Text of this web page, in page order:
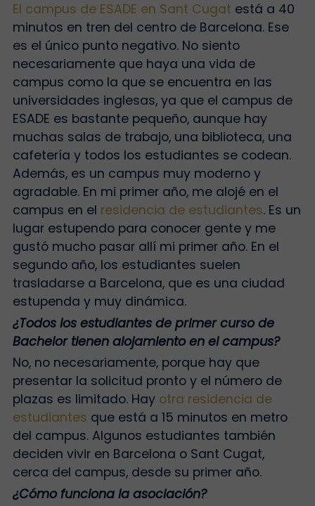
El campus de ESADE en Sant Cugat está a 40
minutos en tren del centro de Barcelona. Ese
es el único punto negativo. No siento
necesariamente que haya una vida de
campus como la que se encuentra en las
universidades inglesas, ya que el campus de
ESADE es bastante pequeño, aunque hay
muchas salas de trabajo, una biblioteca, una
cafetería y todos los estudiantes se codean.
Además, es un campus muy moderno y
agradable. En mi primer año, me alojé en el
campus en el residencia de estudiantes. Es un
lugar estupendo para conocer gente y me
gustó mucho pasar allí mi primer año. En el
segundo año, los estudiantes suelen
trasladarse a Barcelona, que es una ciudad
estupenda y muy dinámica.
¿Todos los estudiantes de primer curso de
Bachelor tienen alojamiento en el campus?
No, no necesariamente, porque hay que
presentar la solicitud pronto y el número de
plazas es limitado. Hay otra residencia de
estudiantes que está a 15 minutos en metro
del campus. Algunos estudiantes también
deciden vivir en Barcelona o Sant Cugat,
cerca del campus, desde su primer año.
¿Cómo funciona la asociación?